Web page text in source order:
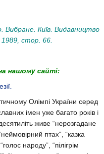
Вибране. Київ. Видавництво
1989, стор. 66.
нашому сайті:
Олімпі України серед
імен уже багато років і
живе “нерозгадане
птах”, “казка
народу”, “пілігрім